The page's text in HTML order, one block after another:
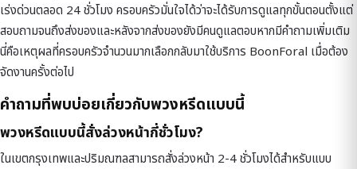
เร่งด่วนตลอด 24 ชั่วโมง ครอบครัวมั่นใจได้ว่าจะได้รับการดูแลทุกขั้นตอนตั้งแต่
สอบถามจนถึงส่งของและหลังจากส่งของยังมีคนดูแลตอบหากมีคำถามเพิ่มเติม
นี่คือเหตุผลที่ครอบครัวจำนวนมากเลือกกลับมาใช้บริการ BoonForal เมื่อต้อง
จัดงานครั้งต่อไป
คำถามที่พบบ่อยเกี่ยวกับพวงหรีดแบบนี้
พวงหรีดแบบนี้สั่งล่วงหน้ากี่ชั่วโมง?
ในเขตกรุงเทพและปริมณฑลสามารถสั่งล่วงหน้า 2-4 ชั่วโมงได้สำหรับแบบ